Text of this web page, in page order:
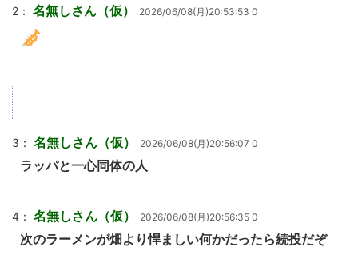
2： 名無しさん（仮） 2026/06/08(月)20:53:53 0
3： 名無しさん（仮） 2026/06/08(月)20:56:07 0
ラッパと一心同体の人
4： 名無しさん（仮） 2026/06/08(月)20:56:35 0
次のラーメンが畑より悍ましい何かだったら続投だぞ